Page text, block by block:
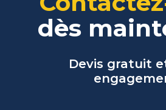
dès
Devis gratuit